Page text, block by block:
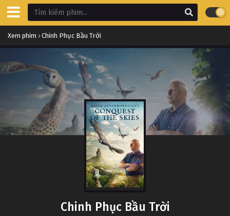
Xem phim › Chinh Phục Bầu Trời
Chinh Phục Bầu Trời